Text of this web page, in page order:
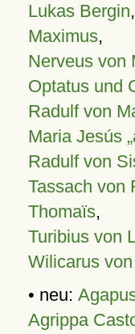
Lukas Bergin,
Maximus,
Nerveus von
Optatus und
Radulf von
Maria Jesús
Radulf von
Tassach von
Thomaïs,
Turibius von
Wilicarus
• neu:
Agrippa